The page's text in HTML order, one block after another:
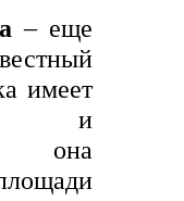
– еще
имеет
и
она